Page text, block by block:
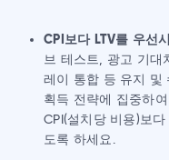
CPI보다 LTV를 우선
브 테스트, 광고 기대
레이 통합 등 유지 및
획득 전략에 집중하
CPI(설치당 비용)보
도록 하세요.